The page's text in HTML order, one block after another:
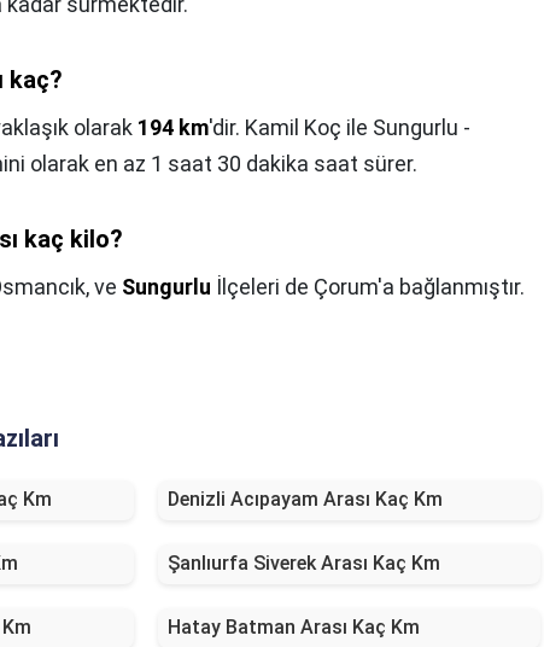
kaç?
olarak 194 km'dir. Kamil Koç ile Sungurlu -
olarak en az 1 saat 30 dakika saat sürer.
kaç kilo?
ve Sungurlu İlçeleri de Çorum'a bağlanmıştır.
Km Denizli Acıpayam Arası Kaç Km
Şanlıurfa Siverek Arası Kaç Km
Hatay Batman Arası Kaç Km